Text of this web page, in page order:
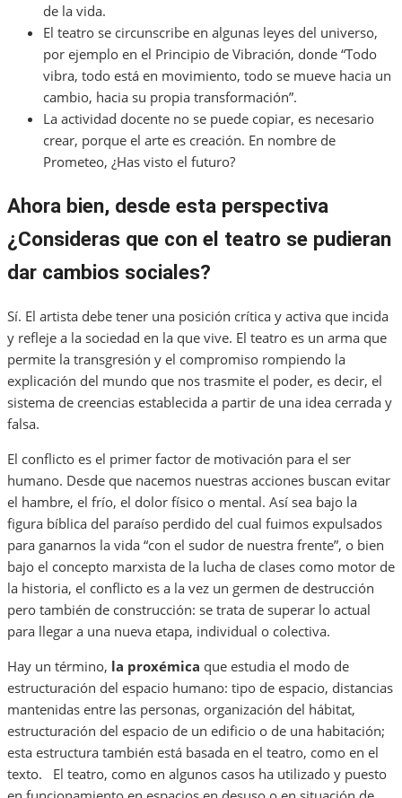
de la vida.
El teatro se circunscribe en algunas leyes del universo,
por ejemplo en el Principio de Vibración, donde “Todo
vibra, todo está en movimiento, todo se mueve hacia un
cambio, hacia su propia transformación”.
La actividad docente no se puede copiar, es necesario
crear, porque el arte es creación. En nombre de
Prometeo, ¿Has visto el futuro?
Ahora bien, desde esta perspectiva
¿Consideras que con el teatro se pudieran
dar cambios sociales?
Sí. El artista debe tener una posición crítica y activa que incida
y refleje a la sociedad en la que vive. El teatro es un arma que
permite la transgresión y el compromiso rompiendo la
explicación del mundo que nos trasmite el poder, es decir, el
sistema de creencias establecida a partir de una idea cerrada y
falsa.
El conflicto es el primer factor de motivación para el ser
humano. Desde que nacemos nuestras acciones buscan evitar
el hambre, el frío, el dolor físico o mental. Así sea bajo la
figura bíblica del paraíso perdido del cual fuimos expulsados
para ganarnos la vida “con el sudor de nuestra frente”, o bien
bajo el concepto marxista de la lucha de clases como motor de
la historia, el conflicto es a la vez un germen de destrucción
pero también de construcción: se trata de superar lo actual
para llegar a una nueva etapa, individual o colectiva.
Hay un término, la proxémica que estudia el modo de
estructuración del espacio humano: tipo de espacio, distancias
mantenidas entre las personas, organización del hábitat,
estructuración del espacio de un edificio o de una habitación;
esta estructura también está basada en el teatro, como en el
texto. El teatro, como en algunos casos ha utilizado y puesto